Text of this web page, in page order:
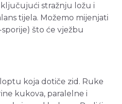
stražnju ložu i
tijela. Možemo mijenjati
što će vježbu
koja dotiče zid. Ruke
kukova, paralelne i